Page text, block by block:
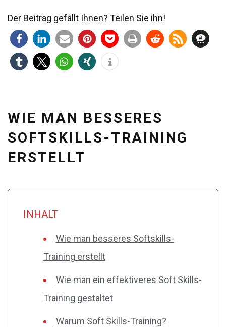
Der Beitrag gefällt Ihnen? Teilen Sie ihn!
WIE MAN BESSERES
SOFTSKILLS-TRAINING
ERSTELLT
INHALT
Wie man besseres Softskills-
Training erstellt
Wie man ein effektiveres Soft Skills-
Training gestaltet
Warum Soft Skills-Training?